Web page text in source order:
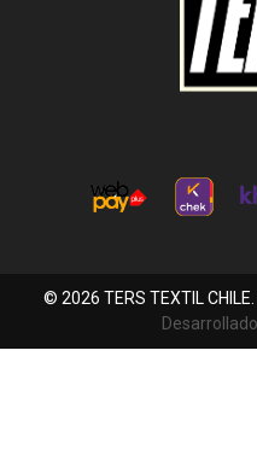
© 2026 TERS TEXTIL